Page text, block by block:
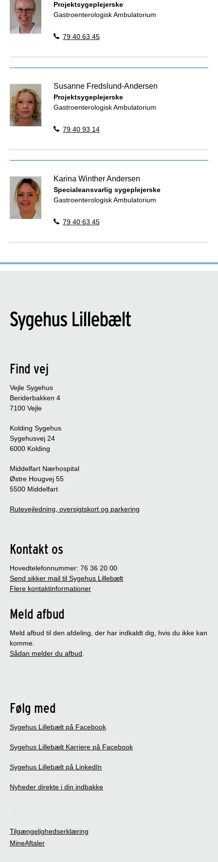
Projektsygeplejerske
Gastroenterologisk Ambulatorium
79 40 63 45
Susanne Fredslund-Andersen
Projektsygeplejerske
Gastroenterologisk Ambulatorium
79 40 93 14
Karina Winther Andersen
Specialeansvarlig sygeplejerske
Gastroenterologisk Ambulatorium
79 40 63 45
Find vej
Vejle Sygehus
Beriderbakken 4
7100 Vejle
Kolding Sygehus
Sygehusvej 24
6000 Kolding
Middelfart Nærhospital
Østre Hougvej 55
5500 Middelfart
Rutevejledning, oversigtskort og parkering
Kontakt os
Hovedtelefonnummer: 76 36 20 00
Send sikker mail til Sygehus Lillebælt
Flere kontaktinformationer
Meld afbud
Meld afbud til den afdeling, der har indkaldt dig, hvis du ikke kan
komme.
Sådan melder du afbud
Følg med
Sygehus Lillebælt på Facebook
Sygehus Lillebælt Karriere på Facebook
Sygehus Lillebælt på LinkedIn
Nyheder direkte i din indbakke
Tilgængelighedserklæring
MineAftaler